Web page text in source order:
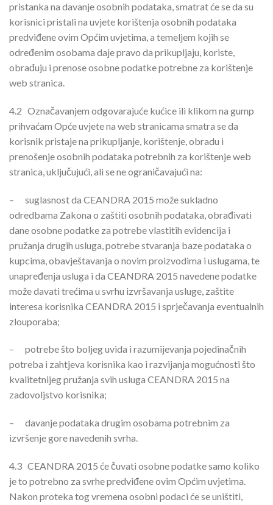
pristanka na davanje osobnih podataka, smatrat će se da su
korisnici pristali na uvjete korištenja osobnih podataka
predviđene ovim Općim uvjetima, a temeljem kojih se
određenim osobama daje pravo da prikupljaju, koriste,
obrađuju i prenose osobne podatke potrebne za korištenje
web stranica.
4.2 Označavanjem odgovarajuće kućice ili klikom na gump
prihvaćam Opće uvjete na web stranicama smatra se da
korisnik pristaje na prikupljanje, korištenje, obradu i
prenošenje osobnih podataka potrebnih za korištenje web
stranica, uključujući, ali se ne ograničavajući na:
– suglasnost da CEANDRA 2015 može sukladno
odredbama Zakona o zaštiti osobnih podataka, obrađivati
dane osobne podatke za potrebe vlastitih evidencija i
pružanja drugih usluga, potrebe stvaranja baze podataka o
kupcima, obavještavanja o novim proizvodima i uslugama, te
unapređenja usluga i da CEANDRA 2015 navedene podatke
može davati trećima u svrhu izvršavanja usluge, zaštite
interesa korisnika CEANDRA 2015 i sprječavanja eventualnih
zlouporaba;
– potrebe što boljeg uvida i razumijevanja pojedinačnih
potreba i zahtjeva korisnika kao i razvijanja mogućnosti što
kvalitetnijeg pružanja svih usluga CEANDRA 2015 na
zadovoljstvo korisnika;
– davanje podataka drugim osobama potrebnim za
izvršenje gore navedenih svrha.
4.3 CEANDRA 2015 će čuvati osobne podatke samo koliko
je to potrebno za svrhe predviđene ovim Općim uvjetima.
Nakon proteka tog vremena osobni podaci će se uništiti,